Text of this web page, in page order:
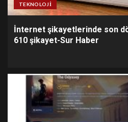
TEKNOLOJI
İnternet şikayetlerinde son
610 şikayet-Sur Haber